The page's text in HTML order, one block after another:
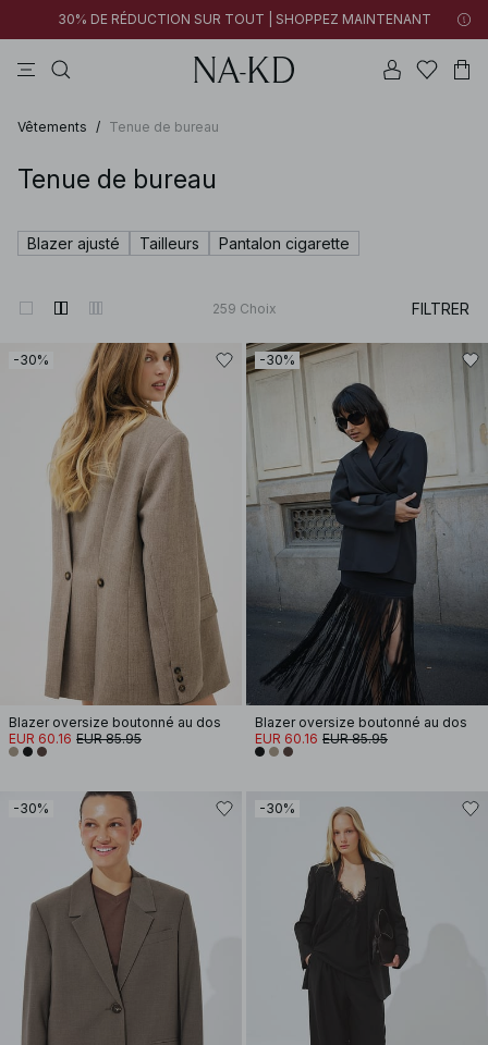
30% DE RÉDUCTION SUR TOUT | SHOPPEZ MAINTENANT
Vêtements / Tenue de bureau
Tenue de bureau
Blazer ajusté Tailleurs Pantalon cigarette
259 Choix FILTRER
-30%
Blazer oversize boutonné au dos
EUR 60.16 EUR 85.95
-30%
Blazer oversize boutonné au dos
EUR 60.16 EUR 85.95
-30% -30%